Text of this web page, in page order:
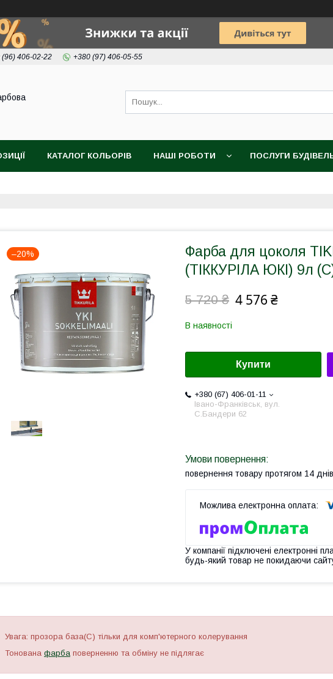
(96) 406-02-22 +380 (97) 406-05-55
КАТАЛОГ КОЛЬОРІВ НАШІ РОБОТИ ПОСЛУГИ
–20%
Фарба для цоколя
(ТІККУРІЛА ЮКІ) 9л
5 720 ₴ 4 576 ₴
В наявності
Купити
+380 (67) 406-01-11
Івано-Франківськ, вул.
С.Бандери 62
повернення товару протягом 14 днів
У компанії підключені електронні
будь-який товар не покидаючи
Увага: прозора база(С) тільки для комп'ютерного колерування
Тонована фарба поверненню та обміну не підлягає